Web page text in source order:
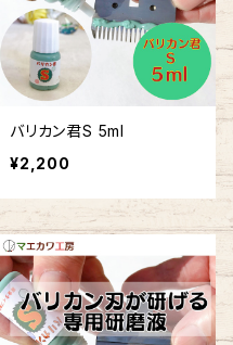
バリカン君S 5ml
¥2,200